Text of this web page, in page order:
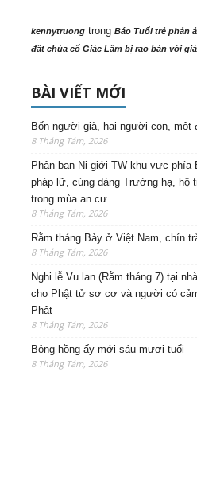
kennytruongtrong Báo Tuổi trẻ phản
đất chùa cổ Giác Lâm bị rao bán với
BÀI VIẾT MỚI
Bốn người già, hai người con, một
8 Tháng Tám, 2026
Phân ban Ni giới TW khu vực phía
pháp lữ, cúng dàng Trường hạ, hộ
trong mùa an cư
8 Tháng Tám, 2026
Rằm tháng Bảy ở Việt Nam, chín
8 Tháng Tám, 2026
Nghi lễ Vu lan (Rằm tháng 7) tại
cho Phật tử sơ cơ và người có
Phật
8 Tháng Tám, 2026
Bông hồng ấy mới sáu mươi tuổi
8 Tháng Tám, 2026